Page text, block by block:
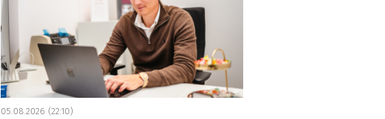
05.08.2026 (22:10)